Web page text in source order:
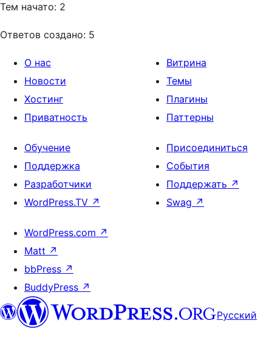
Тем начато: 2
Ответов создано: 5
О нас
Новости
Хостинг
Приватность
Витрина
Темы
Плагины
Паттерны
Обучение
Поддержка
Разработчики
WordPress.TV ↗
Присоединиться
События
Поддержать ↗
Swag ↗
WordPress.com ↗
Matt ↗
bbPress ↗
BuddyPress ↗
Русский